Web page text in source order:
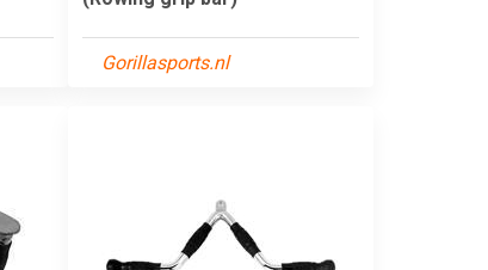
Gorillasports.nl